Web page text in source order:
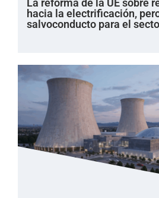
La reforma de la UE sobre
hacia la electrificación,
salvoconducto para el